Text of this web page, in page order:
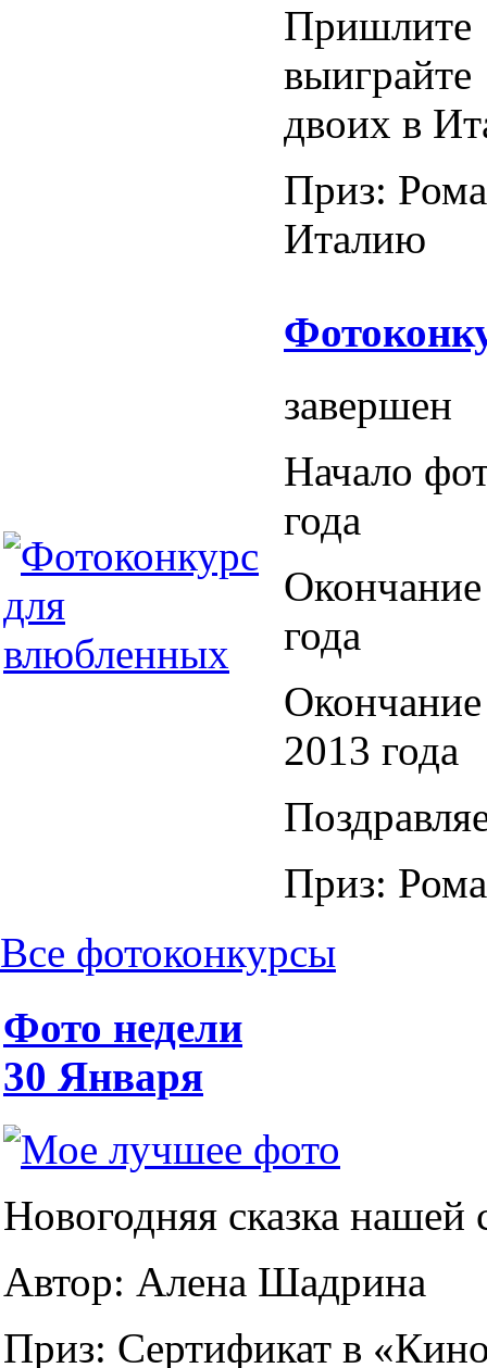
двоих в
Приз:
Италию
завершен
Начало
года
года
2013 года
Приз:
Все фотоконкурсы
Фото недели
30 Января
Новогодняя сказка нашей
Автор: Алена Шадрина
Приз: Сертификат в